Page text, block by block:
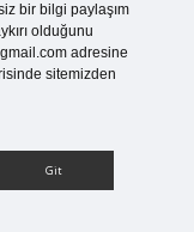
bir bilgi paylaşım
olduğunu
adresine
sitemizden